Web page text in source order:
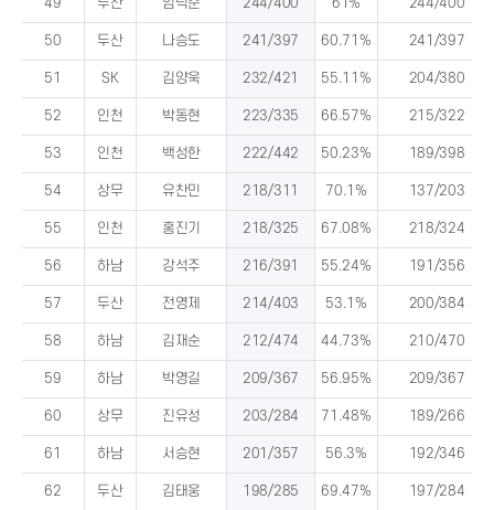
49 두산 임덕준 244/400 61% 244/400
50 두산 나승도 241/397 60.71% 241/397
51 SK 김양욱 232/421 55.11% 204/380
52 인천 박동현 223/335 66.57% 215/322
53 인천 백성한 222/442 50.23% 189/398
54 상무 유찬민 218/311 70.1% 137/203
55 인천 홍진기 218/325 67.08% 218/324
56 하남 강석주 216/391 55.24% 191/356
57 두산 전영제 214/403 53.1% 200/384
58 하남 김재순 212/474 44.73% 210/470
59 하남 박영길 209/367 56.95% 209/367
60 상무 진유성 203/284 71.48% 189/266
61 하남 서승현 201/357 56.3% 192/346
62 두산 김태웅 198/285 69.47% 197/284